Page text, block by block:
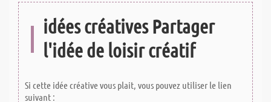
idées créatives Partager
l'idée de loisir créatif
Si cette idée créative vous plait, vous pouvez utiliser le lien
suivant :